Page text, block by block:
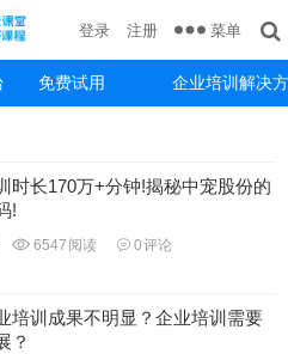
免费试用 企业培训解决
登录 注册 菜单
时长170万+分钟!揭秘中宠股份的
!
6547 阅读 0评论
培训成果不明显？企业培训需要
？